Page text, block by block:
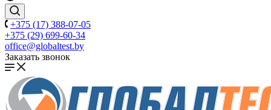
+375 (17) 388-07-05
+375 (29) 699-60-34
office@globaltest.by
Заказать звонок